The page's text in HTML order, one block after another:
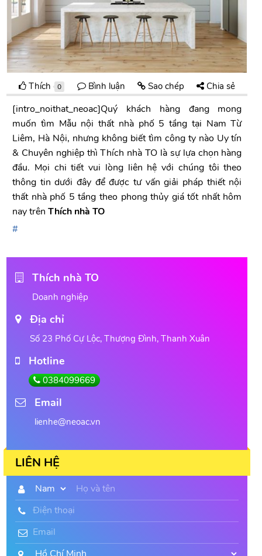
Thích 0 Bình luận Sao chép Chia sẻ
[intro_noithat_neoac]Quý khách hàng đang mong
muốn tìm Mẫu nội thất nhà phố 5 tầng tại Nam Từ
Liêm, Hà Nội, nhưng không biết tìm công ty nào Uy tín
& Chuyên nghiệp thì Thích nhà TO là sự lựa chọn hàng
đầu. Mọi chi tiết vui lòng liên hệ với chúng tôi theo
thông tin dưới đây để được tư vấn giải pháp thiết nội
thất nhà phố 5 tầng theo phong thủy giá tốt nhất hôm
nay trênThích nhà TO
Thích nhà TO
Doanh nghiệp
Địa chỉ
Số 23 Phố Cự Lộc, Thượng Đình, Thanh Xuân
Hotline
0384099669
Email
lienhe@neoac.vn
LIÊN HỆ